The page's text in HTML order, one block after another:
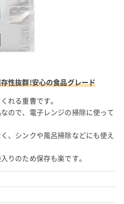
性抜群!安心の食品グレード
れる重曹です。
ので、電子レンジの掃除に使って
、シンクや風呂掃除などにも使え
りのため保存も楽です。